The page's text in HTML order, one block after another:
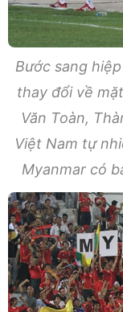
Bước sang
thay đổi về
Văn Toàn,
Việt Nam tự
Myanmar có